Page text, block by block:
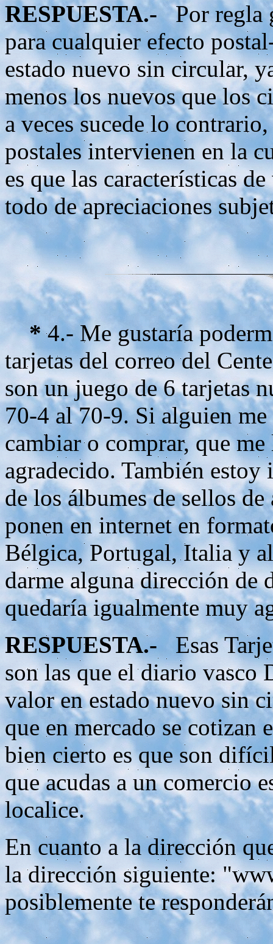
RESPUESTA.-Por regla
para cualquier efecto
estado nuevo sin circular,
menos los nuevos que los
a veces sucede lo
postales intervienen en la
es que las características
todo de apreciaciones
*4.- Me gustaría
tarjetas del correo del
son un juego de 6 tarjetas
70-4 al 70-9. Si alguien
cambiar o comprar, que
agradecido. También estoy
de los álbumes de sellos
ponen en internet en
Bélgica, Portugal, Italia y
darme alguna dirección de
quedaría igualmente muy
RESPUESTA.- Esas
son las que el diario
valor en estado nuevo sin
que en mercado se cotizan
bien cierto es que son
que acudas a un comercio
localice.
En cuanto a la dirección
la dirección siguiente:
posiblemente te